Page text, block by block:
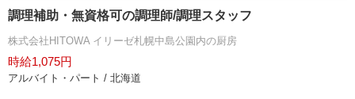
調理補助・無資格可の調理師/調理スタッフ
株式会社HITOWA イリーゼ札幌中島公園内の厨房
時給1,075円
アルバイト・パート / 北海道